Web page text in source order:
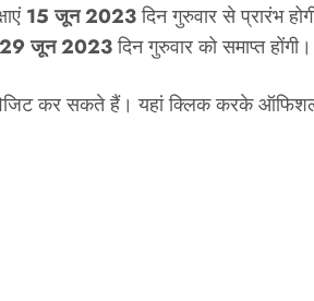
15 जून 2023दिन गुरुवार से प्रारंभ
29 जून 2023दिन गुरुवार को समाप्त होंगी।
कर सकते हैं। यहां क्लिक करके